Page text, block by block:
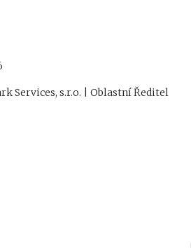
Services, s.r.o. | Oblastní Ředitel